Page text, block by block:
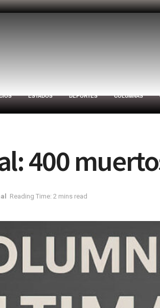
ESTADOS DEPORTES COLUMNAS
400
Reading Time: 2 mins read